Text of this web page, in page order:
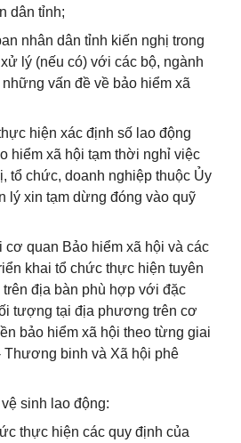
dân tỉnh;
nhân dân tỉnh kiến nghị trong
lý (nếu có) với các bộ, ngành
vấn đề về bảo hiểm xã
hiện xác định số lao động
hiểm xã hội tạm thời nghỉ việc
tổ chức, doanh nghiệp thuộc Ủy
lý xin tạm dừng đóng vào quỹ
quan Bảo hiểm xã hội và các
khai tổ chức thực hiện tuyên
địa bàn phù hợp với đặc
tượng tại địa phương trên cơ
bảo hiểm xã hội theo từng giai
Thương binh và Xã hội phê
sinh lao động:
thực hiện các quy định của